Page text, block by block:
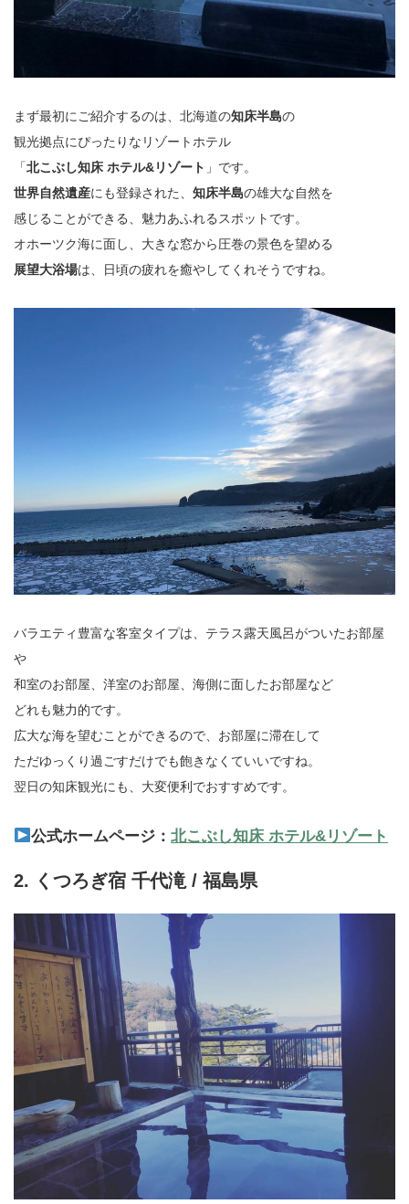
まず最初にご紹介するのは、北海道の知床半島の
観光拠点にぴったりなリゾートホテル
「北こぶし知床 ホテル&リゾート 」です。
世界自然遺産にも登録された、 知床半島の雄大な自然を
感じることができる、魅力あふれるスポットです。
オホーツク海に面し、大きな窓から圧巻の景色を望める
展望大浴場は、日頃の疲れを癒やしてくれそうですね。
バラエティ豊富な客室タイプは、テラス露天風呂がついたお部屋
や
和室のお部屋、洋室のお部屋、海側に面したお部屋など
どれも魅力的です。
広大な海を望むことができるので、お部屋に滞在して
ただゆっくり過ごすだけでも飽きなくていいですね。
翌日の知床観光にも、大変便利でおすすめです。
公式ホームページ：北こぶし知床 ホテル&リゾート
2. くつろぎ宿 千代滝 / 福島県